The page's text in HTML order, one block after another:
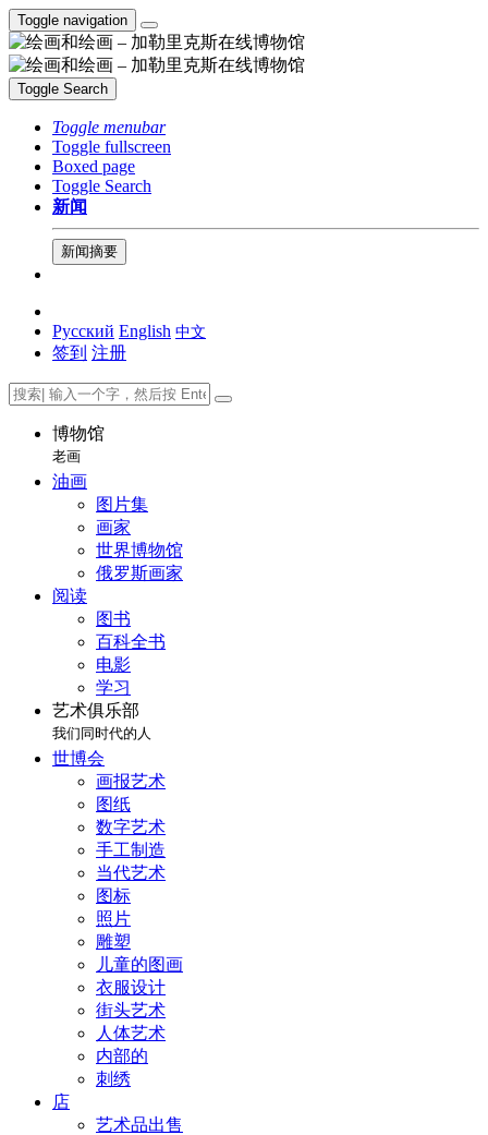
Toggle navigation
Toggle Search
Toggle menubar
Toggle fullscreen
Boxed page
Toggle Search
新闻
新闻摘要
Русский English 中文
签到 注册
博物馆
老画
油画
图片集
画家
世界博物馆
俄罗斯画家
阅读
图书
百科全书
电影
学习
艺术俱乐部
我们同时代的人
世博会
画报艺术
图纸
数字艺术
手工制造
当代艺术
图标
照片
雕塑
儿童的图画
衣服设计
街头艺术
人体艺术
内部的
刺绣
店
艺术品出售